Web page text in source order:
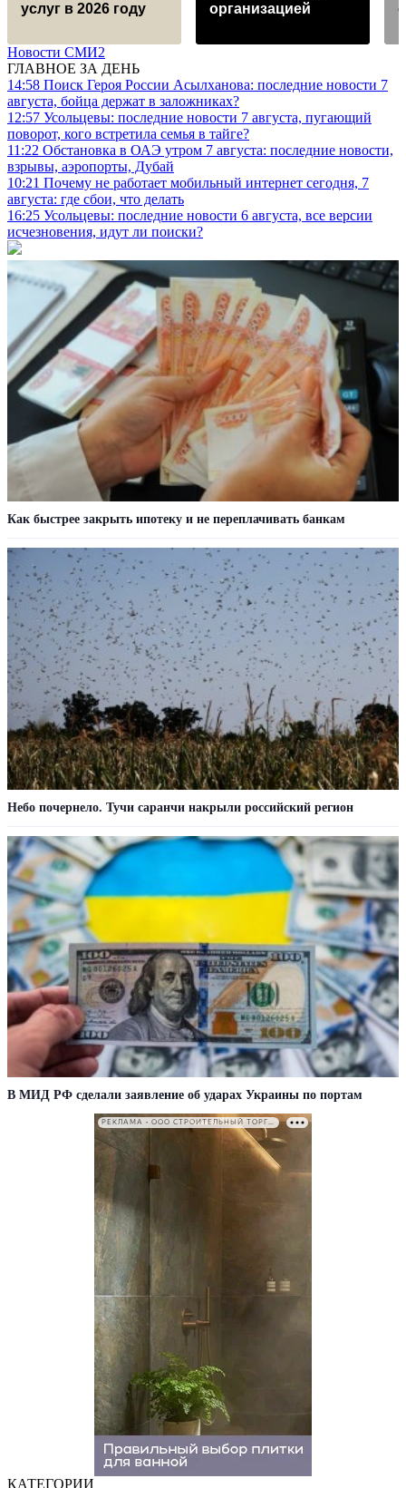
услуг в 2026 году
организацией
Новости СМИ2
ГЛАВНОЕ ЗА ДЕНЬ
14:58 Поиск Героя России Асылханова: последние новости 7
августа, бойца держат в заложниках?
12:57 Усольцевы: последние новости 7 августа, пугающий
поворот, кого встретила семья в тайге?
11:22 Обстановка в ОАЭ утром 7 августа: последние новости,
взрывы, аэропорты, Дубай
10:21 Почему не работает мобильный интернет сегодня, 7
августа: где сбои, что делать
16:25 Усольцевы: последние новости 6 августа, все версии
исчезновения, идут ли поиски?
Как быстрее закрыть ипотеку и не переплачивать банкам
Небо почернело. Тучи саранчи накрыли российский регион
В МИД РФ сделали заявление об ударах Украины по портам
РЕКЛАМА • ООО СТРОИТЕЛЬНЫЙ ТОРГОВЫЙ ДОМ «ПЕТРОВИЧ». ИНН: 7802348846
КАТЕГОРИИ